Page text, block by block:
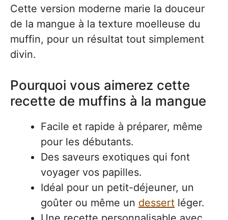
Cette version moderne marie la douceur
de la mangue à la texture moelleuse du
muffin, pour un résultat tout simplement
divin.
Pourquoi vous aimerez cette
recette de muffins à la mangue
Facile et rapide à préparer, même
pour les débutants.
Des saveurs exotiques qui font
voyager vos papilles.
Idéal pour un petit-déjeuner, un
goûter ou même un dessert léger.